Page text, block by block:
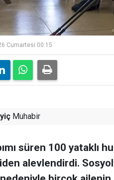
Cumartesi 00:15
Muhabir
süren 100 yataklı
alevlendirdi.